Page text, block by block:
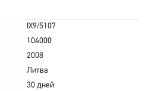
IX9/5107
104000
2008
Литва
30 дней